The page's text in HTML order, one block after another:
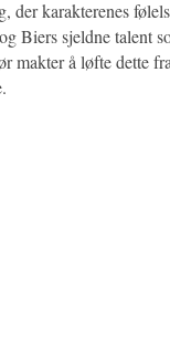
der karakterenes
Biers sjeldne talent
makter å løfte dette